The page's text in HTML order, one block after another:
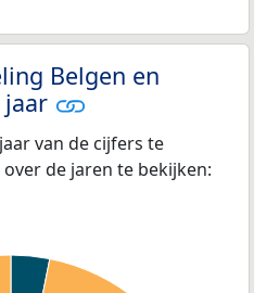
Belgen en
van de cijfers te
de jaren te bekijken: